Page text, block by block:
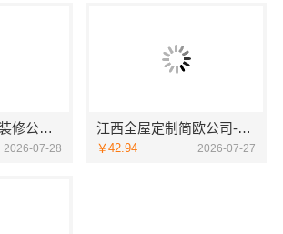
西安未央区专业装修公寓免费量房 - 居安天成（西安）建筑工程有限责任公司
2026-07-28
江西全屋定制简欧公司-江西尚宅尚品
￥42.94 2026-07-27